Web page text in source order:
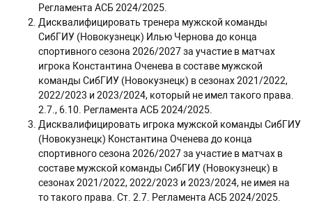
Регламента АСБ 2024/2025.
Дисквалифицировать тренера мужской команды
СибГИУ (Новокузнецк) Илью Чернова до конца
спортивного сезона 2026/2027 за участие в матчах
игрока Константина Оченева в составе мужской
команды СибГИУ (Новокузнецк) в сезонах 2021/2022,
2022/2023 и 2023/2024, который не имел такого права.
2.7., 6.10. Регламента АСБ 2024/2025.
Дисквалифицировать игрока мужской команды СибГИУ
(Новокузнецк) Константина Оченева до конца
спортивного сезона 2026/2027 за участие в матчах в
составе мужской команды СибГИУ (Новокузнецк) в
сезонах 2021/2022, 2022/2023 и 2023/2024, не имея на
то такого права. Ст. 2.7. Регламента АСБ 2024/2025.